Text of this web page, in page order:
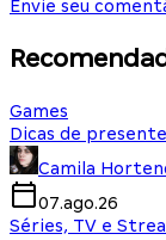
Envie seu
Games
Dicas de
Camila
07.ago.26
Séries, TV e